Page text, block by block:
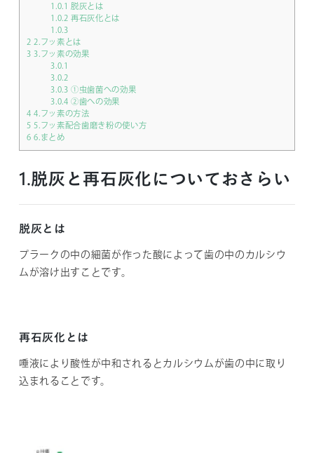
1.0.1
脱灰とは
1.0.2 再石灰化とは
1.0.3
2 2.フッ素とは
3 3.フッ素の効果
3.0.1
3.0.2
3.0.3 ①虫歯菌への効果
3.0.4 ②歯への効果
4 4.フッ素の方法
5 5.フッ素配合歯磨き粉の使い方
6 6.まとめ
1.脱灰と再石灰化についておさらい
脱灰とは
プラークの中の細菌が作った酸によって歯の中のカルシウ
ムが溶け出すことです。
再石灰化とは
唾液により酸性が中和されるとカルシウムが歯の中に取り
込まれることです。